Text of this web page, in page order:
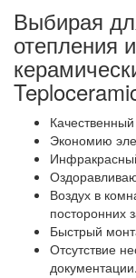
Выбирая
отепления
Экономию
Воздух в
посторонних
Быстрый
Отсутствие
документации.